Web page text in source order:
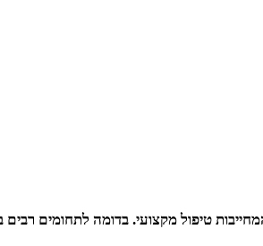
טיפול מקצועי. בדומה לתחומים